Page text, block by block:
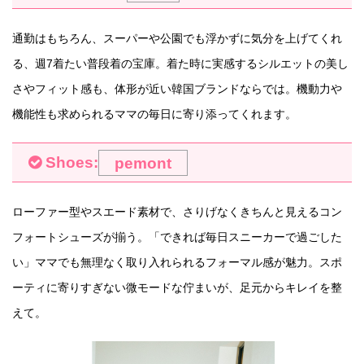
通勤はもちろん、スーパーや公園でも浮かずに気分を上げてくれ
る、週7着たい普段着の宝庫。着た時に実感するシルエットの美し
さやフィット感も、体形が近い韓国ブランドならでは。機動力や
機能性も求められるママの毎日に寄り添ってくれます。
Shoes: pemont
ローファー型やスエード素材で、さりげなくきちんと見えるコン
フォートシューズが揃う。「できれば毎日スニーカーで過ごした
い」ママでも無理なく取り入れられるフォーマル感が魅力。スポ
ーティに寄りすぎない微モードな佇まいが、足元からキレイを整
えて。